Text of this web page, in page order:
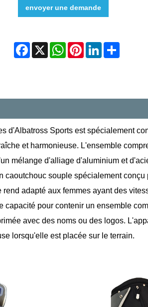
envoyer une demande
Facebook
X WhatsApp
Pinterest
LinkedIn
d'Albatross Sports est spécialement
et harmonieuse. L'ensemble
mélange d'alliage d'aluminium et
caoutchouc souple spécialement
adapté aux femmes ayant des
capacité pour contenir un ensemble
avec des noms ou des logos.
lorsqu'elle est placée sur le terrain.